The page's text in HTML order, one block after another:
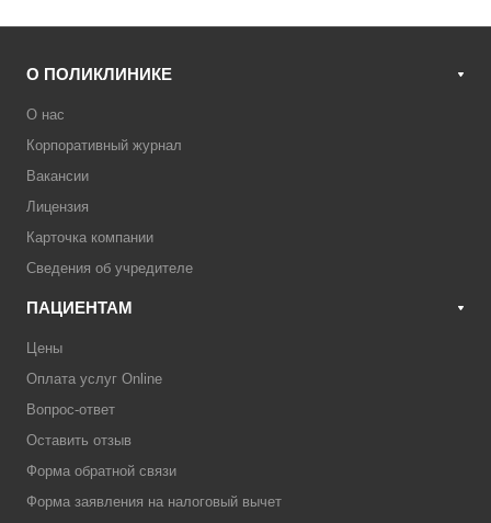
О ПОЛИКЛИНИКЕ
О нас
Корпоративный журнал
Вакансии
Лицензия
Карточка компании
Сведения об учредителе
ПАЦИЕНТАМ
Цены
Оплата услуг Online
Вопрос-ответ
Оставить отзыв
Форма обратной связи
Форма заявления на налоговый вычет